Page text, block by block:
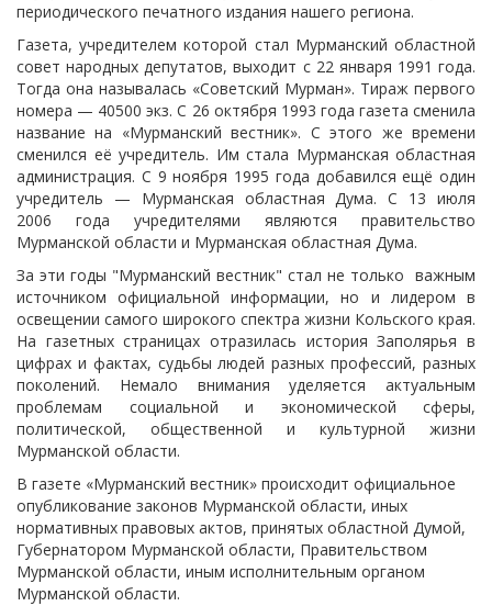
периодического печатного издания нашего региона.
Газета, учредителем которой стал Мурманский областной
совет народных депутатов, выходит с 22 января 1991 года.
Тогда она называлась «Советский Мурман». Тираж первого
номера — 40500 экз. С 26 октября 1993 года газета сменила
название на «Мурманский вестник». C этого же времени
сменился её учредитель. Им стала Мурманская областная
администрация. С 9 ноября 1995 года добавился ещё один
учредитель — Мурманская областная Дума. С 13 июля
2006 года учредителями являются правительство
Мурманской области и Мурманская областная Дума.
За эти годы "Мурманский вестник" стал не только важным
источником официальной информации, но и лидером в
освещении самого широкого спектра жизни Кольского края.
На газетных страницах отразилась история Заполярья в
цифрах и фактах, судьбы людей разных профессий, разных
поколений. Немало внимания уделяется актуальным
проблемам социальной и экономической сферы,
политической, общественной и культурной жизни
Мурманской области.
В газете «Мурманский вестник» происходит официальное
опубликование законов Мурманской области, иных
нормативных правовых актов, принятых областной Думой,
Губернатором Мурманской области, Правительством
Мурманской области, иным исполнительным органом
Мурманской области.